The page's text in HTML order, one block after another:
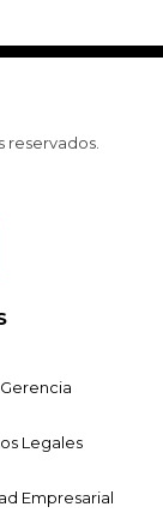
reservados.
Legales
Empresarial